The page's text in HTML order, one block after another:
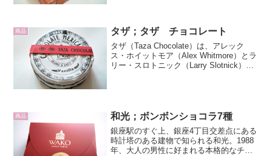
バリーもやって...
商品 タザ；タザ チョコレート
タザ（Taza Chocolate）は、アレック
ス・ホイットモア（Alex Whitmore）とラ
リー・スロトニック（Larry Slotnick）と
商品 和光；ボンボンショコラ7種
銀座駅のすぐ上、銀座4丁目交差点にある
時計塔のある建物で知られる和光。1988
年、大人の男性に好まれる本格的なチョ